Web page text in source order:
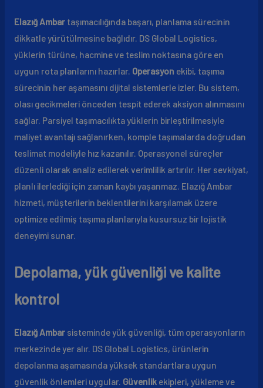
Elazığ Ambartaşımacılığında başarı, planlama sürecinin
dikkatle yürütülmesine bağlıdır. DS Global Logistics,
yüklerin türüne, hacmine ve teslim noktasına göre en
uygun rota planlarını hazırlar. Operasyon ekibi, taşıma
sürecinin her aşamasını dijital sistemlerle izler. Bu sistem,
olası gecikmeleri önceden tespit ederek aksiyon alınmasını
sağlar. Parsiyel taşımacılıkta yüklerin birleştirilmesiyle
maliyet avantajı sağlanırken, komple taşımalarda doğrudan
teslimat modeliyle hız kazanılır. Operasyonel süreçler
düzenli olarak analiz edilerek verimlilik artırılır. Her sevkiyat,
planlı ilerlediği için zaman kaybı yaşanmaz. Elazığ Ambar
hizmeti, müşterilerin beklentilerini karşılamak üzere
optimize edilmiş taşıma planlarıyla kusursuz bir lojistik
deneyimi sunar.
Depolama, yük güvenliği ve kalite
kontrol
Elazığ Ambarsisteminde yük güvenliği, tüm operasyonların
merkezinde yer alır. DS Global Logistics, ürünlerin
depolanma aşamasında yüksek standartlara uygun
güvenlik önlemleri uygular. Güvenlikekipleri, yükleme ve